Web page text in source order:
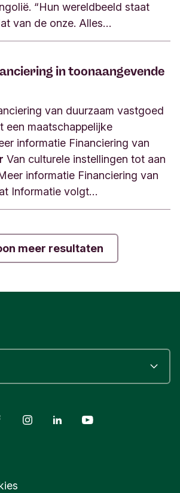
“Hun wereldbeeld staat
van de onze. Alles…
in toonaangevende
van duurzaam vastgoed
een maatschappelijke
informatie Financiering van
Van culturele instellingen tot aan
informatie Financiering van
Informatie volgt…
meer resultaten
FacebookInstagramLinkedIn